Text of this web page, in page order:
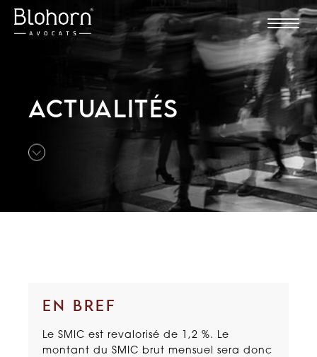
ACTUALITÉS
EN BREF
Le SMIC est revalorisé de 1,2 %. Le
montant du SMIC brut mensuel sera donc